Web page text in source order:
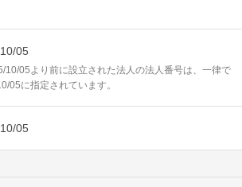
05
05より前に設立された法人の法人番号は、一律で
05に指定されています。
05